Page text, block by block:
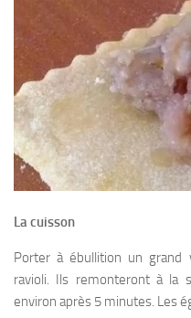
La cuisson
Porter à ébullition un grand
ravioli. Ils remonteront à la
environ après 5 minutes. Les